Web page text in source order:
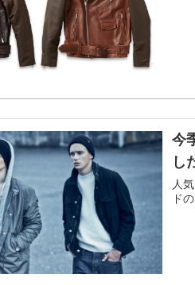
今
し
人
ド